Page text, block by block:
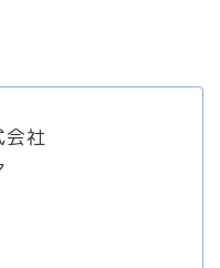
会社